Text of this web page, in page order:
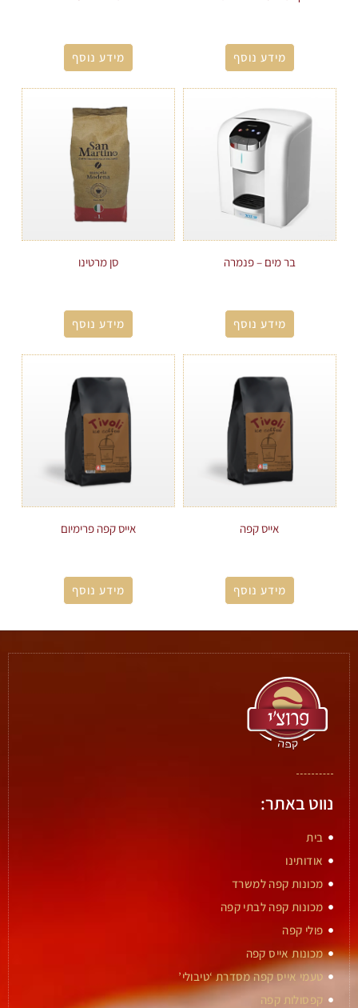
מידע נוסף מידע נוסף
בר מים – פנמרה
מידע נוסף
סן מרטינו
מידע נוסף
אייס קפה
מידע נוסף
אייס קפה פרימיום
מידע נוסף
נווט באתר:
בית
אודותינו
מכונות קפה למשרד
מכונות קפה לבתי קפה
פולי קפה
מכונות אייס קפה
טעמי אייס קפה מסדרת ‘טיבולי’
קפסולות קפה